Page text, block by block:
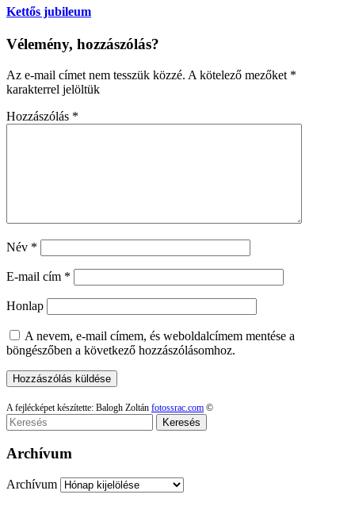
Kettős jubileum
Vélemény, hozzászólás?
Az e-mail címet nem tesszük közzé. A kötelező mezőket *
karakterrel jelöltük
Hozzászólás *
Név *
E-mail cím *
Honlap
A nevem, e-mail címem, és weboldalcímem mentése a
böngészőben a következő hozzászólásomhoz.
A fejlécképet készítette: Balogh Zoltán fotossrac.com ©
Keresés
Archívum
Archívum